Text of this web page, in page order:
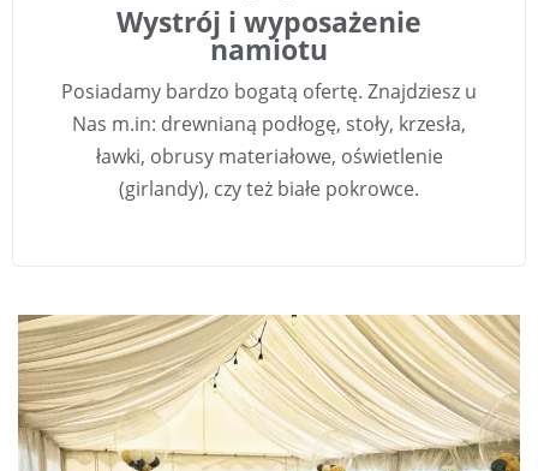
Wystrój i wyposażenie
namiotu
Posiadamy bardzo bogatą ofertę. Znajdziesz u
Nas m.in: drewnianą podłogę, stoły, krzesła,
ławki, obrusy materiałowe, oświetlenie
(girlandy), czy też białe pokrowce.